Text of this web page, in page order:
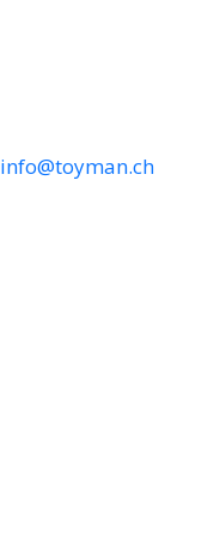
info@toyman.ch